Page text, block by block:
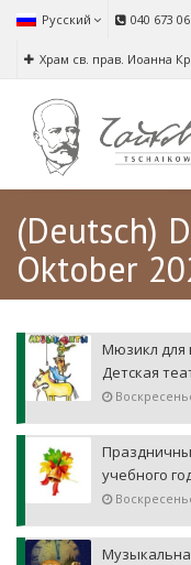
Русский 040 673
Храм св. прав. Иоанна
(Deutsch)
Oktober
Мюзикл для
Детская
учебного